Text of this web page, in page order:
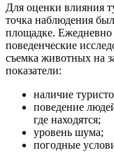
Для оценки влияния
точка наблюдения
площадке. Ежедневно
поведенческие
съемка животных на
показатели:
наличие
поведение
где находятся;
уровень шума;
погодные